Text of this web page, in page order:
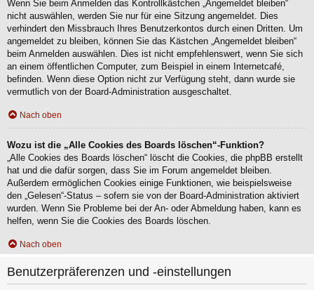
Wenn Sie beim Anmelden das Kontrollkästchen „Angemeldet bleiben“
nicht auswählen, werden Sie nur für eine Sitzung angemeldet. Dies
verhindert den Missbrauch Ihres Benutzerkontos durch einen Dritten. Um
angemeldet zu bleiben, können Sie das Kästchen „Angemeldet bleiben“
beim Anmelden auswählen. Dies ist nicht empfehlenswert, wenn Sie sich
an einem öffentlichen Computer, zum Beispiel in einem Internetcafé,
befinden. Wenn diese Option nicht zur Verfügung steht, dann wurde sie
vermutlich von der Board-Administration ausgeschaltet.
Nach oben
Wozu ist die „Alle Cookies des Boards löschen“-Funktion?
„Alle Cookies des Boards löschen“ löscht die Cookies, die phpBB erstellt
hat und die dafür sorgen, dass Sie im Forum angemeldet bleiben.
Außerdem ermöglichen Cookies einige Funktionen, wie beispielsweise
den „Gelesen“-Status – sofern sie von der Board-Administration aktiviert
wurden. Wenn Sie Probleme bei der An- oder Abmeldung haben, kann es
helfen, wenn Sie die Cookies des Boards löschen.
Nach oben
Benutzerpräferenzen und -einstellungen